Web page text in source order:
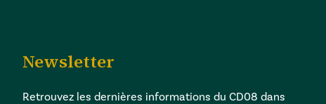
Newsletter
Retrouvez les dernières informations du CD08 dans